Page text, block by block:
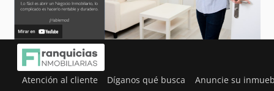
Atención al cliente Díganos qué busca Anuncie su